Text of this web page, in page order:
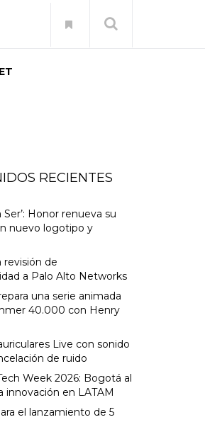
RECIENTES
Ser’: Honor renueva su
nuevo logotipo y
revisión de
a Palo Alto Networks
una serie animada
40.000 con Henry
Live con sonido
de ruido
Week 2026: Bogotá al
innovación en LATAM
el lanzamiento de 5